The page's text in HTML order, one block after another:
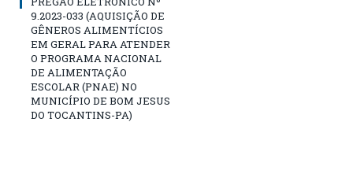
9.2023-033 (AQUISIÇÃO DE
GÊNEROS ALIMENTÍCIOS
EM GERAL PARA ATENDER
O PROGRAMA NACIONAL
DE ALIMENTAÇÃO
ESCOLAR (PNAE) NO
MUNICÍPIO DE BOM JESUS
DO TOCANTINS-PA)